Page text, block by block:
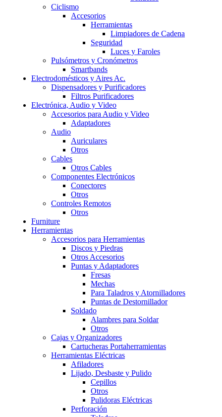
Ciclismo
Accesorios
Herramientas
Limpiadores de Cadena
Seguridad
Luces y Faroles
Pulsómetros y Cronómetros
Smartbands
Electrodomésticos y Aires Ac.
Dispensadores y Purificadores
Filtros Purificadores
Electrónica, Audio y Video
Accesorios para Audio y Video
Adaptadores
Audio
Auriculares
Otros
Cables
Otros Cables
Componentes Electrónicos
Conectores
Otros
Controles Remotos
Otros
Furniture
Herramientas
Accesorios para Herramientas
Discos y Piedras
Otros Accesorios
Puntas y Adaptadores
Fresas
Mechas
Para Taladros y Atornilladores
Puntas de Destornillador
Soldado
Alambres para Soldar
Otros
Cajas y Organizadores
Cartucheras Portaherramientas
Herramientas Eléctricas
Afiladores
Lijado, Desbaste y Pulido
Cepillos
Otros
Pulidoras Eléctricas
Perforación